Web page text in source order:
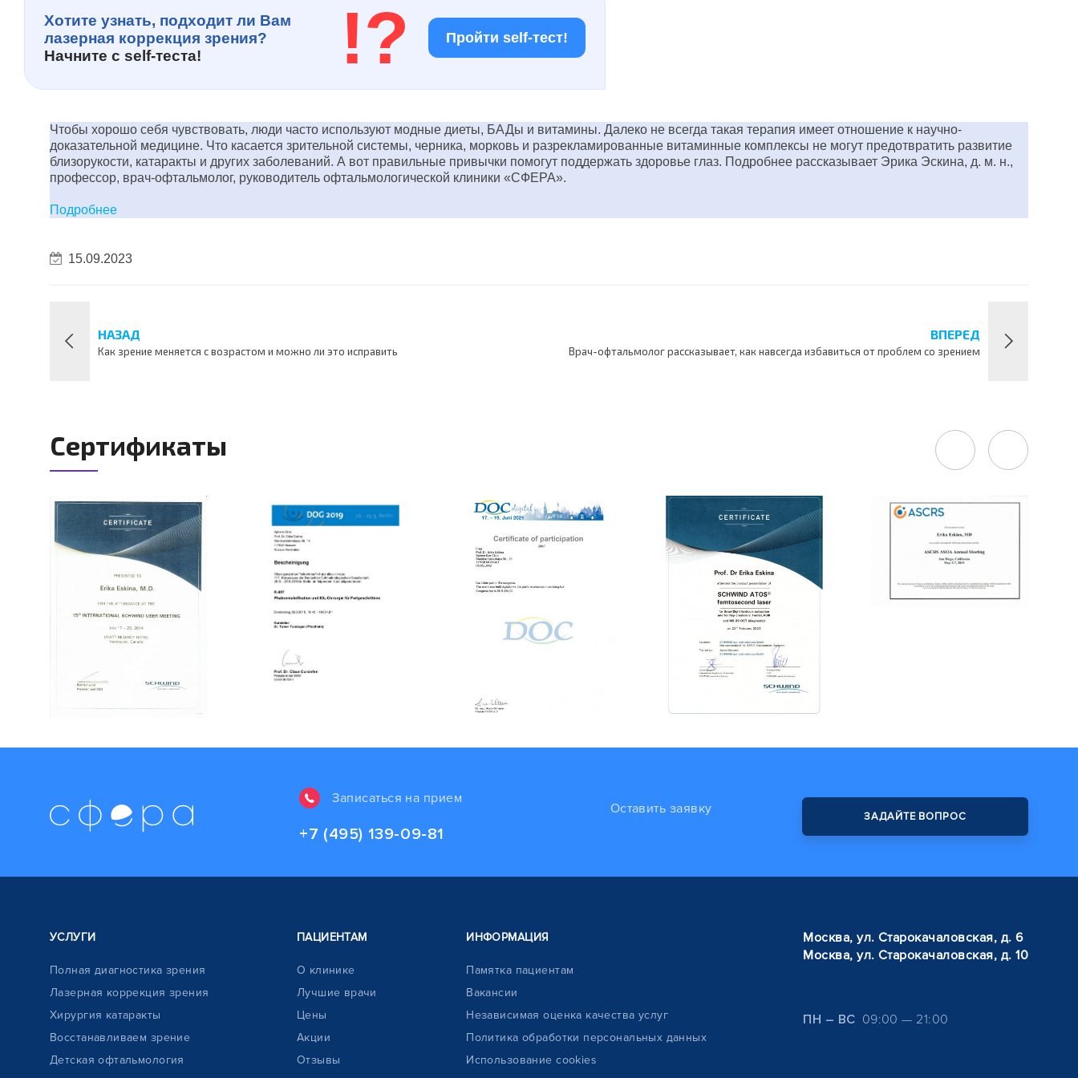
Хотите узнать, подходит ли Вам
лазерная коррекция зрения?
Начните с self-теста! !? Пройти self-тест!
Чтобы хорошо себя чувствовать, люди часто используют модные диеты, БАДы и витамины. Далеко не всегда такая терапия имеет отношение к научно-
доказательной медицине. Что касается зрительной системы, черника, морковь и разрекламированные витаминные комплексы не могут предотвратить развитие
близорукости, катаракты и других заболеваний. А вот правильные привычки помогут поддержать здоровье глаз. Подробнее рассказывает Эрика Эскина, д. м. н.,
профессор, врач-офтальмолог, руководитель офтальмологической клиники «СФЕРА».
Подробнее
15.09.2023
НАЗАД
Как зрение меняется с возрастом и можно ли это исправить
ВПЕРЕД
Врач-офтальмолог рассказывает, как навсегда избавиться от проблем со зрением
Сертификаты
Записаться на прием
+7 (495) 139-09-81
Оставить заявку ЗАДАЙТЕ ВОПРОС
УСЛУГИ
Полная диагностика зрения
Лазерная коррекция зрения
Хирургия катаракты
Восстанавливаем зрение
Детская офтальмология
ПАЦИЕНТАМ
О клинике
Лучшие врачи
Цены
Акции
Отзывы
ИНФОРМАЦИЯ
Памятка пациентам
Вакансии
Независимая оценка качества услуг
Политика обработки персональных данных
Использование cookies
Москва, ул. Старокачаловская, д. 6
Москва, ул. Старокачаловская, д. 10
ПН – ВС 09:00 — 21:00